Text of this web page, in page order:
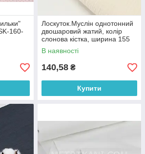
160-
Лоскуток.Муслін однотонний
двошаровий жатий, колір
слонова кістка, ширина 155
см No МЖ-3-90, 71*155 см
В наявності
140,58 ₴
Купити